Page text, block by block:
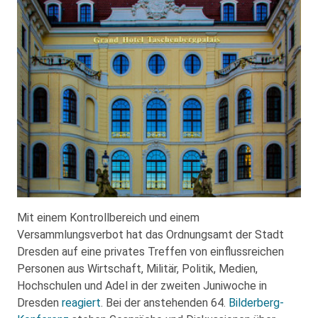
Mit einem Kontrollbereich und einem
Versammlungsverbot hat das Ordnungsamt der Stadt
Dresden auf eine privates Treffen von einflussreichen
Personen aus Wirtschaft, Militär, Politik, Medien,
Hochschulen und Adel in der zweiten Juniwoche in
Dresden reagiert. Bei der anstehenden 64. Bilderberg-